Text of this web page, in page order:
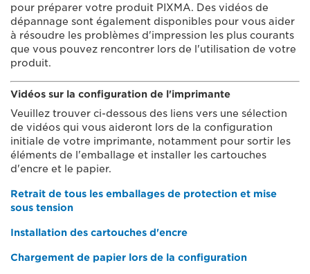
pour préparer votre produit PIXMA. Des vidéos de
dépannage sont également disponibles pour vous aider
à résoudre les problèmes d'impression les plus courants
que vous pouvez rencontrer lors de l'utilisation de votre
produit.
Vidéos sur la configuration de l'imprimante
Veuillez trouver ci-dessous des liens vers une sélection
de vidéos qui vous aideront lors de la configuration
initiale de votre imprimante, notamment pour sortir les
éléments de l'emballage et installer les cartouches
d'encre et le papier.
Retrait de tous les emballages de protection et mise
sous tension
Installation des cartouches d'encre
Chargement de papier lors de la configuration